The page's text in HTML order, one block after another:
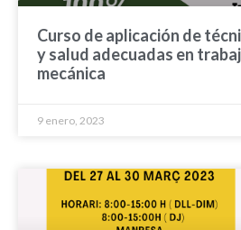
Curso de aplicación de
y salud adecuadas en
mecánica
9 enero, 2023